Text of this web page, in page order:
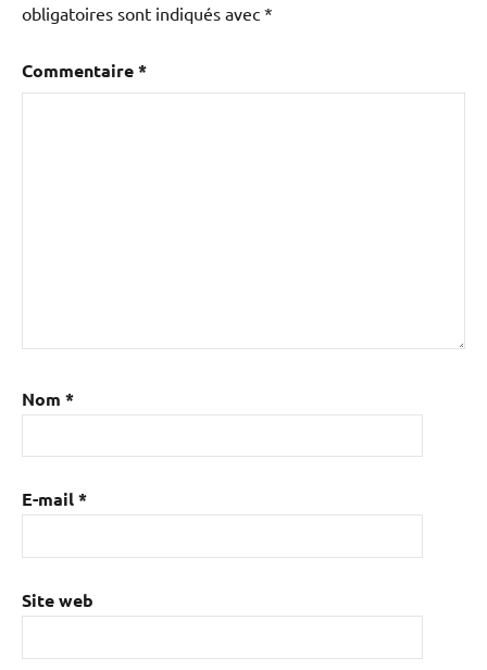
obligatoires sont indiqués avec *
Commentaire*
Nom *
E-mail*
Site web